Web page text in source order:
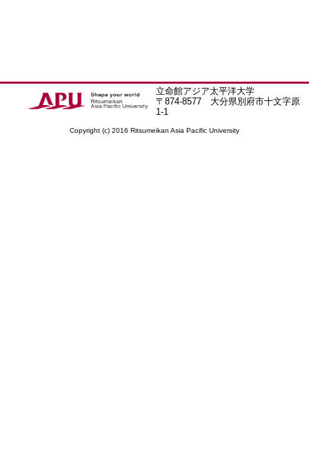
立命館アジア太平洋大学
〒874-8577 大分県別府市十文字原
1-1
Copyright (c) 2016 Ritsumeikan Asia Pacific University